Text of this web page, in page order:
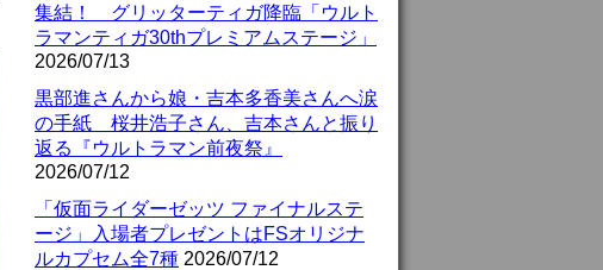
集結！ グリッターティガ降臨「ウルト
ラマンティガ30thプレミアムステージ」
2026/07/13
黒部進さんから娘・吉本多香美さんへ涙
の手紙 桜井浩子さん、吉本さんと振り
返る『ウルトラマン前夜祭』
2026/07/12
「仮面ライダーゼッツ ファイナルステ
ージ」入場者プレゼントはFSオリジナ
ルカプセム全7種 2026/07/12